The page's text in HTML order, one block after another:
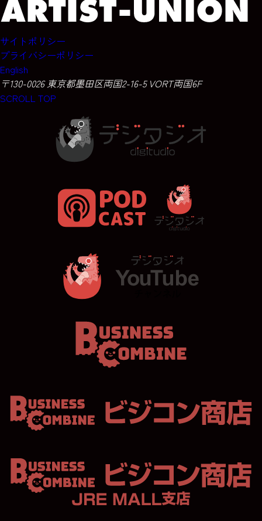
サイトポリシー
プライバシーポリシー
English
〒130-0026 東京都墨田区両国2-16-5 VORT両国6F
SCROLL TOP